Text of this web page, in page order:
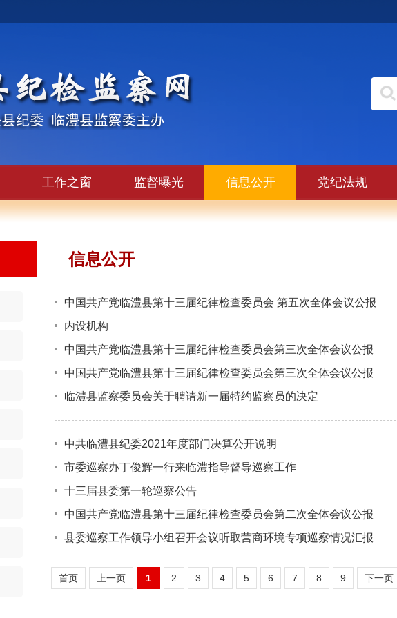
工作之窗 监督曝光 信息公开 党纪法规
信息公开
中国共产党临澧县第十三届纪律检查委员会 第五次全体会议公报
内设机构
中国共产党临澧县第十三届纪律检查委员会第三次全体会议公报
中国共产党临澧县第十三届纪律检查委员会第三次全体会议公报
临澧县监察委员会关于聘请新一届特约监察员的决定
中共临澧县纪委2021年度部门决算公开说明
市委巡察办丁俊辉一行来临澧指导督导巡察工作
十三届县委第一轮巡察公告
中国共产党临澧县第十三届纪律检查委员会第二次全体会议公报
县委巡察工作领导小组召开会议听取营商环境专项巡察情况汇报
首页 上一页 1 2 3 4 5 6 7 8 9 下一页